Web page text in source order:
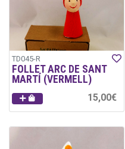
TD045-R
FOLLET ARC DE SANT
MARTÍ (VERMELL)
15,00€